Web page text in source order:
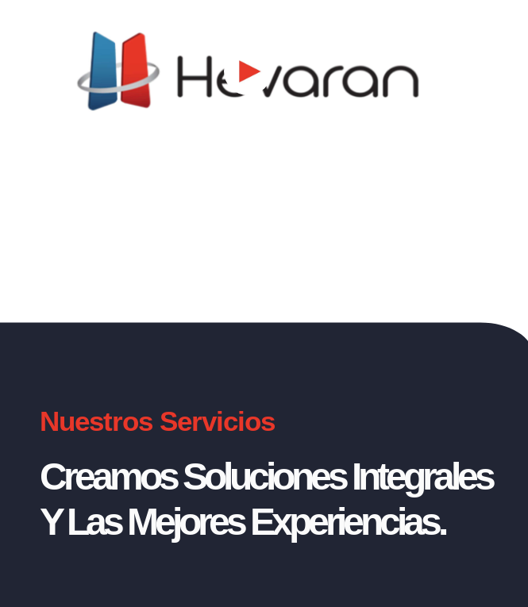
Nuestros Servicios
Creamos Soluciones Integrales
Y Las Mejores Experiencias.